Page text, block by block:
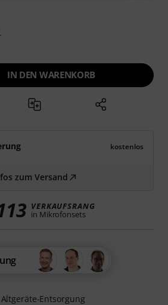
IN DEN WARENKORB
kostenlos
zum Versand
VERKAUFSRANG
in Mikrofonsets
Altgeräte-Entsorgung